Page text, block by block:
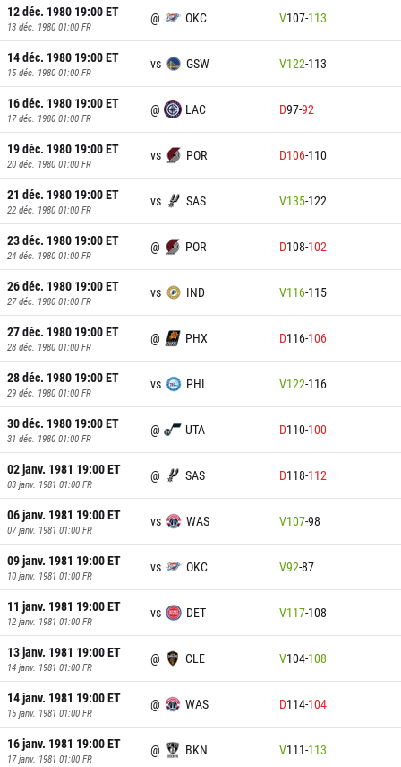
12 déc. 1980 19:00ET
13 déc. 1980 01:00 FR
@ OKC V107-113
14 déc. 1980 19:00ET
15 déc. 1980 01:00 FR
vs GSW V122-113
16 déc. 1980 19:00ET
17 déc. 1980 01:00 FR
@ LAC D97-92
19 déc. 1980 19:00ET
20 déc. 1980 01:00 FR
vs POR D106-110
21 déc. 1980 19:00ET
22 déc. 1980 01:00 FR
vs SAS V135-122
23 déc. 1980 19:00ET
24 déc. 1980 01:00 FR
@ POR D108-102
26 déc. 1980 19:00ET
27 déc. 1980 01:00 FR
vs IND V116-115
27 déc. 1980 19:00ET
28 déc. 1980 01:00 FR
@ PHX D116-106
28 déc. 1980 19:00ET
29 déc. 1980 01:00 FR
vs PHI V122-116
30 déc. 1980 19:00ET
31 déc. 1980 01:00 FR
@ UTA D110-100
02 janv. 1981 19:00ET
03 janv. 1981 01:00 FR
@ SAS D118-112
06 janv. 1981 19:00ET
07 janv. 1981 01:00 FR
vs WAS V107-98
09 janv. 1981 19:00ET
10 janv. 1981 01:00 FR
vs OKC V92-87
11 janv. 1981 19:00ET
12 janv. 1981 01:00 FR
vs DET V117-108
13 janv. 1981 19:00ET
14 janv. 1981 01:00 FR
@ CLE V104-108
14 janv. 1981 19:00ET
15 janv. 1981 01:00 FR
@ WAS D114-104
16 janv. 1981 19:00ET
17 janv. 1981 01:00 FR
@ BKN V111-113